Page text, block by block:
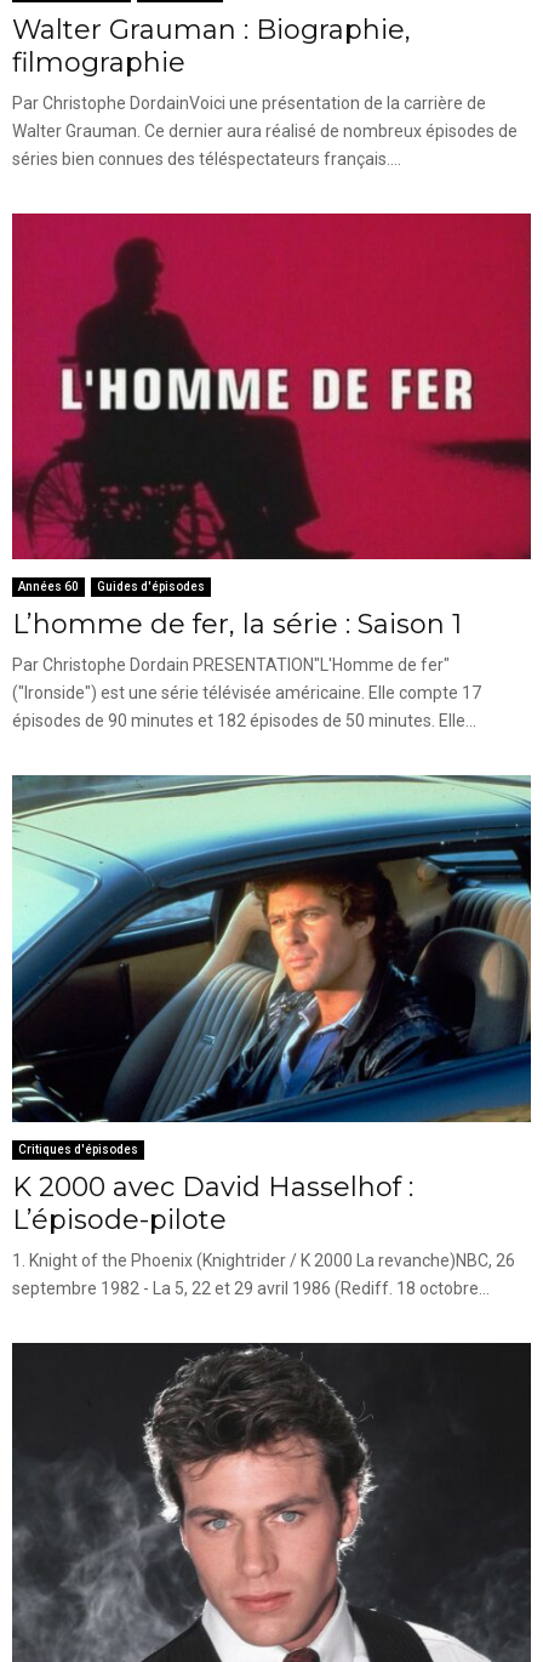
Walter Grauman : Biographie,
filmographie
Par Christophe DordainVoici une présentation de la carrière de
Walter Grauman. Ce dernier aura réalisé de nombreux épisodes de
séries bien connues des téléspectateurs français....
Années 60 Guides d'épisodes
L’homme de fer, la série : Saison 1
Par Christophe Dordain PRESENTATION"L'Homme de fer"
("Ironside") est une série télévisée américaine. Elle compte 17
épisodes de 90 minutes et 182 épisodes de 50 minutes. Elle...
Critiques d'épisodes
K 2000 avec David Hasselhof :
L’épisode-pilote
1. Knight of the Phoenix (Knightrider / K 2000 La revanche)NBC, 26
septembre 1982 - La 5, 22 et 29 avril 1986 (Rediff. 18 octobre...